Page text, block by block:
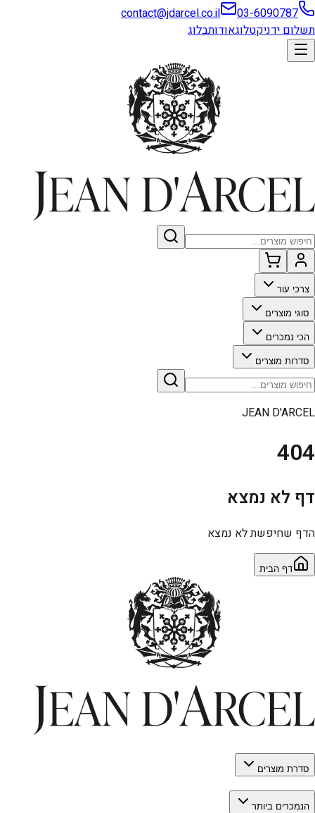
03-6090787
contact@jdarcel.co.il
תשלום ידניקטלוגאודותבלוג
צרכי עור
סוגי מוצרים
הכי נמכרים
סדרות מוצרים
JEAN D'ARCEL
404
דף לא נמצא
הדף שחיפשת לא נמצא
דף הבית
סדרת מוצרים
הנמכרים ביותר